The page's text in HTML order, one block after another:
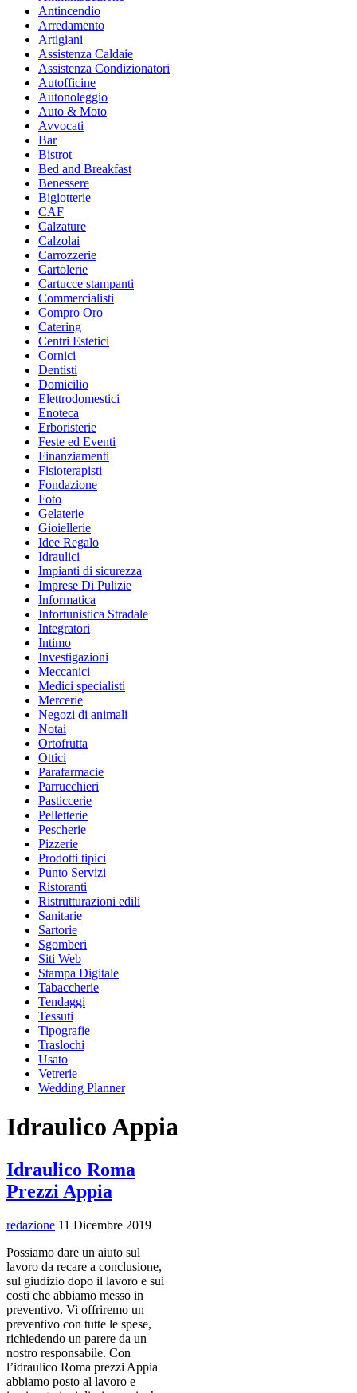
Antincendio
Arredamento
Artigiani
Assistenza Caldaie
Assistenza Condizionatori
Autofficine
Autonoleggio
Auto & Moto
Avvocati
Bar
Bistrot
Bed and Breakfast
Benessere
Bigiotterie
CAF
Calzature
Calzolai
Carrozzerie
Cartolerie
Cartucce stampanti
Commercialisti
Compro Oro
Catering
Centri Estetici
Cornici
Dentisti
Domicilio
Elettrodomestici
Enoteca
Erboristerie
Feste ed Eventi
Finanziamenti
Fisioterapisti
Fondazione
Foto
Gelaterie
Gioiellerie
Idee Regalo
Idraulici
Impianti di sicurezza
Imprese Di Pulizie
Informatica
Infortunistica Stradale
Integratori
Intimo
Investigazioni
Meccanici
Medici specialisti
Mercerie
Negozi di animali
Notai
Ortofrutta
Ottici
Parafarmacie
Parrucchieri
Pasticcerie
Pelletterie
Pescherie
Pizzerie
Prodotti tipici
Punto Servizi
Ristoranti
Ristrutturazioni edili
Sanitarie
Sartorie
Sgomberi
Siti Web
Stampa Digitale
Tabaccherie
Tendaggi
Tessuti
Tipografie
Traslochi
Usato
Vetrerie
Wedding Planner
Idraulico Appia
Idraulico Roma
Prezzi Appia
redazione 11 Dicembre 2019
Possiamo dare un aiuto sul
lavoro da recare a conclusione,
sul giudizio dopo il lavoro e sui
costi che abbiamo messo in
preventivo. Vi offriremo un
preventivo con tutte le spese,
richiedendo un parere da un
nostro responsabile. Con
l’idraulico Roma prezzi Appia
abbiamo posto al lavoro e